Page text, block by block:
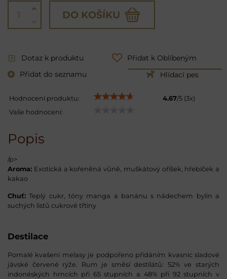
DO KOŠÍKU
Dotaz k produktu
Přidat k Oblíbeným
Přidat do seznamu
Hlídací pes
Hodnocení produktu: 4.67/5 (3x)
Vaše hodnocení:
Popis
/p>
Aroma: Exotická a kořeněná vůně, muškátový oříšek, hřebíček a
kakao
Chuť: Teplý cukr, tóny manga a banánu s nádechem bylin a
suchých listů cukrové třtiny
Destilace
Pomalé kvašení melasy je podpořeno přidáním kvasnic sladové
jávské červené rýže. Rum je směsí destilátů: 52% ve starých
indonéských hrncích při 65 stupních a 48% při 92 stupních v